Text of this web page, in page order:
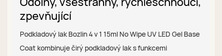
zpevňující
Podkladový lak Bozlin 4 v 1 15ml No Wipe UV LED Gel Base
Coat kombinuje čirý podkladový lak s funkcemi